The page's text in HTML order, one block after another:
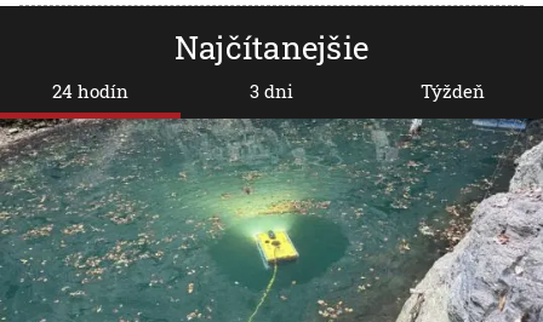
Najčítanejšie
24 hodín 3 dni Týždeň